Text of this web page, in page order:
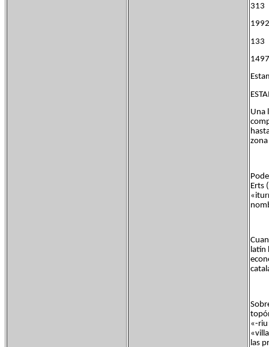
Una
Erts
latín
«-
las